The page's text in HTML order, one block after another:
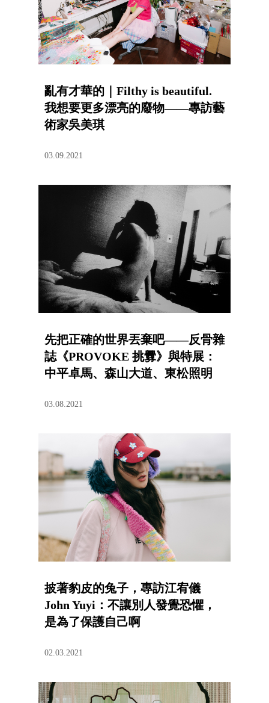
亂有才華的｜Filthy is beautiful.
我想要更多漂亮的廢物——專訪藝
術家吳美琪
03.09.2021
先把正確的世界丟棄吧——反骨雜
誌《PROVOKE 挑釁》與特展：
中平卓馬、森山大道、東松照明
03.08.2021
披著豹皮的兔子，專訪江宥儀
John Yuyi：不讓別人發覺恐懼，
是為了保護自己啊
02.03.2021